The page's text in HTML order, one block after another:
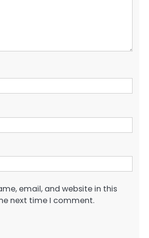
email, and website in this
next time I comment.